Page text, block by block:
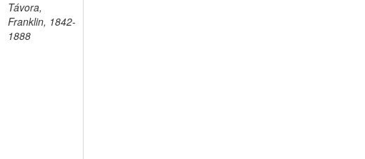
Távora,
Franklin, 1842-
1888